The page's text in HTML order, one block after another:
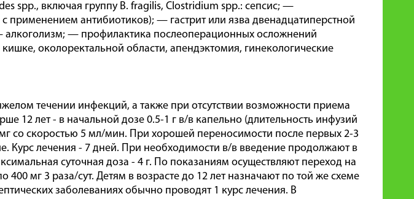
spp., включая группу В. fragilis, Clostridium spp.: сепсис; —
применением антибиотиков); — гастрит или язва двенадцатиперстной
— профилактика послеоперационных осложнений
околоректальной области, апендэктомия, гинекологические
течении инфекций, а также при отсутствии возможности приема
12 лет - в начальной дозе 0.5-1 г в/в капельно (длительность инфузий
со скоростью 5 мл/мин. При хорошей переносимости после первых 2-3
Курс лечения - 7 дней. При необходимости в/в введение продолжают в
суточная доза - 4 г. По показаниям осуществляют переход на
мг 3 раза/сут. Детям в возрасте до 12 лет назначают по той же схеме
заболеваниях обычно проводят 1 курс лечения. В